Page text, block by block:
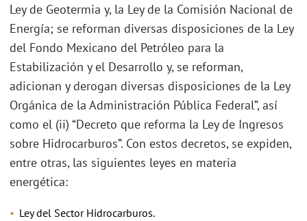
Ley de Geotermia y, la Ley de la Comisión Nacional de
Energía; se reforman diversas disposiciones de la Ley
del Fondo Mexicano del Petróleo para la
Estabilización y el Desarrollo y, se reforman,
adicionan y derogan diversas disposiciones de la Ley
Orgánica de la Administración Pública Federal”, así
como el (ii) “Decreto que reforma la Ley de Ingresos
sobre Hidrocarburos”. Con estos decretos, se expiden,
entre otras, las siguientes leyes en materia
energética:
Ley del Sector Hidrocarburos.